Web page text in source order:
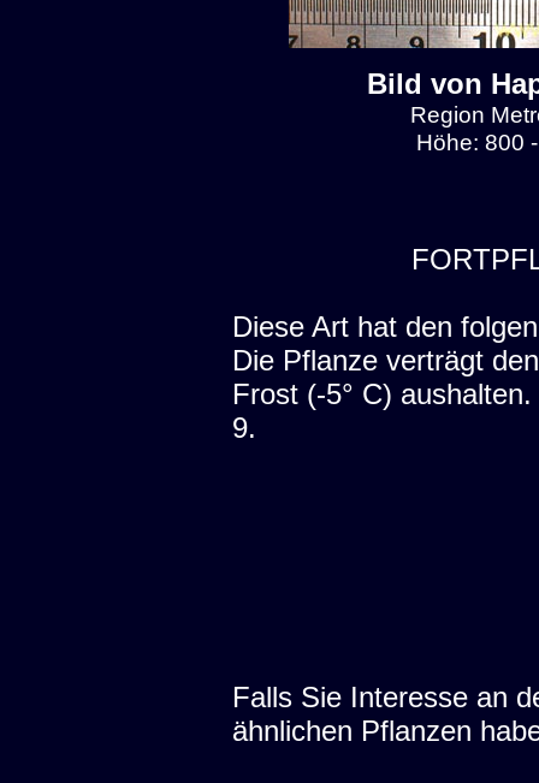
Bild von
Region
Höhe: 800
Diese Art hat den
Die Pflanze verträgt
Frost (-5° C)
9.
Falls Sie Interesse an
ähnlichen Pflanzen